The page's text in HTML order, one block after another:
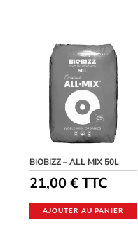
BIOBIZZ – ALL MIX 50L
21,00€ TTC
AJOUTER AU PANIER